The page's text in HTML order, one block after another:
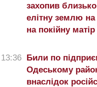
захопив
елітну землю
на покійну матір
13:36 Били по
Одеському
внаслідок